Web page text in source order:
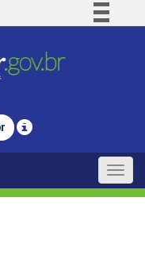
Comunica BR
Legislação
Toggle